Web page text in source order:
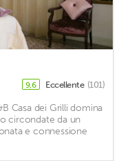
9,6 Eccellente (101)
Casa dei Grilli domina
circondate da un
e connessione